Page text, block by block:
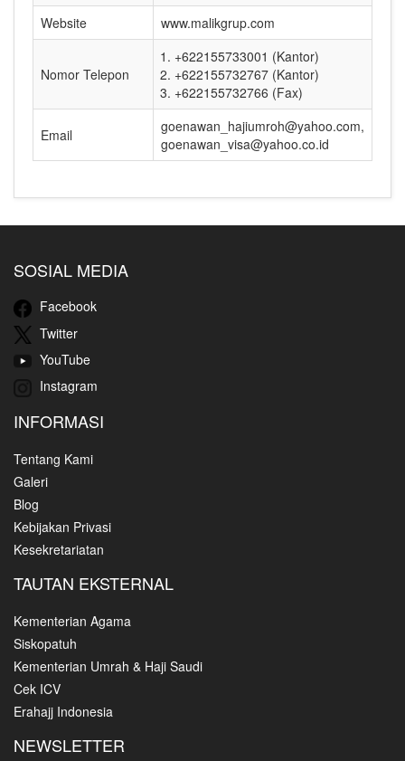
Website
www.malikgrup.com
Nomor Telepon
+622155733001 (Kantor)
+622155732767 (Kantor)
+622155732766 (Fax)
Email
goenawan_hajiumroh@yahoo.com,
goenawan_visa@yahoo.co.id
SOSIAL MEDIA
Facebook
Twitter
YouTube
Instagram
INFORMASI
Tentang Kami
Galeri
Blog
Kebijakan Privasi
Kesekretariatan
TAUTAN EKSTERNAL
Kementerian Agama
Siskopatuh
Kementerian Umrah & Haji Saudi
Cek ICV
Erahajj Indonesia
NEWSLETTER